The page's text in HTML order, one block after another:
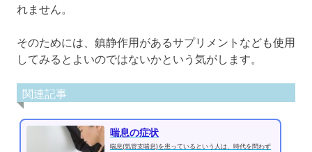
れません。
そのためには、鎮静作用があるサプリメントなども使用
してみるとよいのではないかという気がします。
関連記事
喘息の症状
喘息(気管支喘息)を患っているという人は、時代を問わず